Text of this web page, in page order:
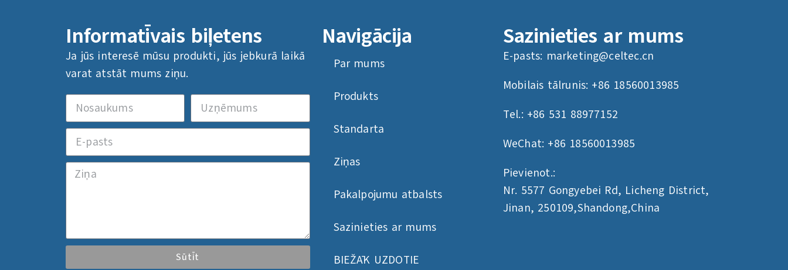
Informatīvais biļetens
Ja jūs interesē mūsu produkti, jūs jebkurā laikā
varat atstāt mums ziņu.
Sūtīt
Navigācija
Par mums
Produkts
Standarta
Ziņas
Pakalpojumu atbalsts
Sazinieties ar mums
BIEŽĀK UZDOTIE
Sazinieties ar mums
E-pasts: marketing@celtec.cn
Mobilais tālrunis: +86 18560013985
Tel.: +86 531 88977152
WeChat: +86 18560013985
Pievienot.:
Nr. 5577 Gongyebei Rd, Licheng District,
Jinan, 250109,Shandong,China